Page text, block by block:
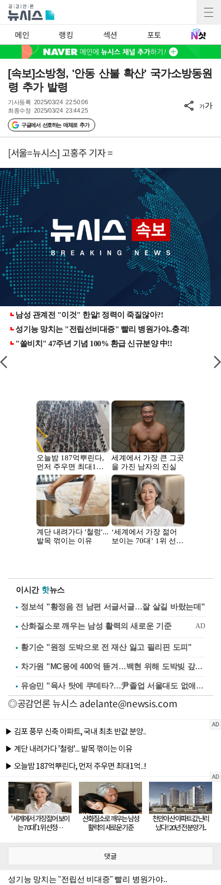
메인 랭킹 섹션 포토
[속보]소방청, '안동 산불 확산' 국가소방동원
령 추가 발령
기사등록 2025/03/24 22:50:06
최종수정 2025/03/24 23:44:25
구글에서 선호하는 매체로 추가
가가
[서울=뉴시스] 고홍주 기자 =
이시간 핫뉴스
정보석 "황정음 전 남편 서글서글…잘 살길 바랐는데"
황기순 "원정 도박으로 전 재산 잃고 필리핀 도피"
차가원 "MC몽에 400억 뜯겨…백현 위해 도박빚 갚아줘"
유승민 "육사 탓에 쿠데타?…尹졸업 서울대도 없애나"
◎공감언론 뉴시스adelante@newsis.com
댓글